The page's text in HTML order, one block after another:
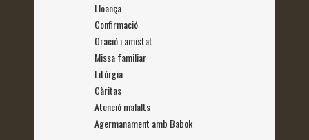
Lloança
Confirmació
Oració i amistat
Missa familiar
Litúrgia
Càritas
Atenció malalts
Agermanament amb Babok